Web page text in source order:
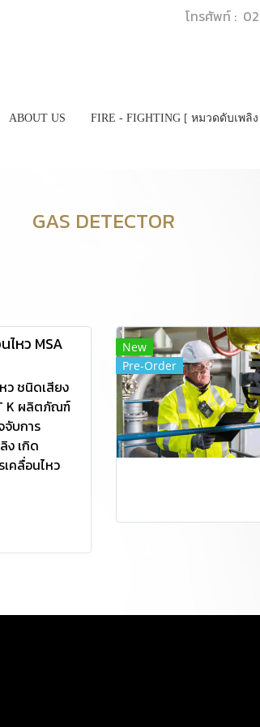
โทรศัพท์ :
ABOUT US FIRE - FIGHTING [ หมวดดับเพลิง
GAS DETECTOR
ไหว MSA
ว ชนิดเสียง
K ผลิตภัณฑ์
จับการ
ง เกิด
คลื่อนไหว
New
Pre-Order